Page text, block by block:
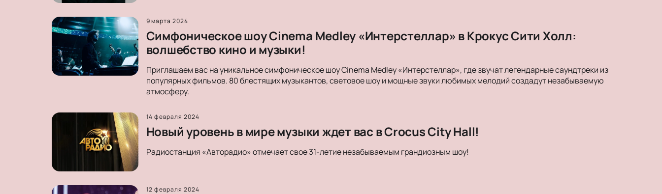
9 марта 2024
Симфоническое шоу Cinema Medley «Интерстеллар» в Крокус Сити Холл:
волшебство кино и музыки!
Приглашаем вас на уникальное симфоническое шоу Cinema Medley «Интерстеллар», где звучат легендарные саундтреки из
популярных фильмов. 80 блестящих музыкантов, световое шоу и мощные звуки любимых мелодий создадут незабываемую
атмосферу.
14 февраля 2024
Новый уровень в мире музыки ждет вас в Crocus City Hall!
Радиостанция «Авторадио» отмечает свое 31-летие незабываемым грандиозным шоу!
12 февраля 2024